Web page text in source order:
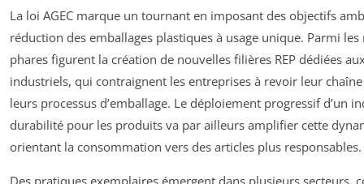
La loi AGEC marque un tournant en imposant des objectifs
réduction des emballages plastiques à usage unique. Parmi les
phares figurent la création de nouvelles filières REP dédiées
industriels, qui contraignent les entreprises à revoir leur
leurs processus d’emballage. Le déploiement progressif d’un
durabilité pour les produits va par ailleurs amplifier cette
orientant la consommation vers des articles plus responsables.